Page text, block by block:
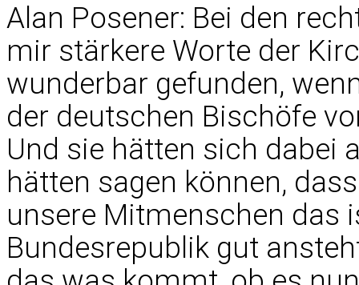
Alan Posener: Bei den
mir stärkere Worte der
wunderbar gefunden,
der deutschen Bischöfe
Und sie hätten sich dabei
hätten sagen können,
unsere Mitmenschen das
Bundesrepublik gut